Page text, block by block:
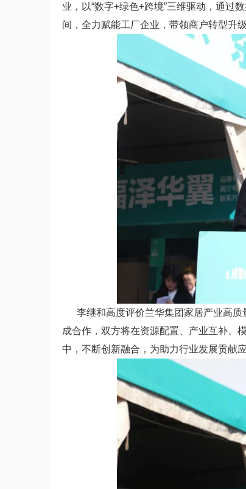
业，以“数字+绿色+跨境”三维驱动，通过
间，全力赋能工厂企业，带领商户转型升
李继和高度评价兰华集团家居产业高质
成合作，双方将在资源配置、产业互补、
中，不断创新融合，为助力行业发展贡献